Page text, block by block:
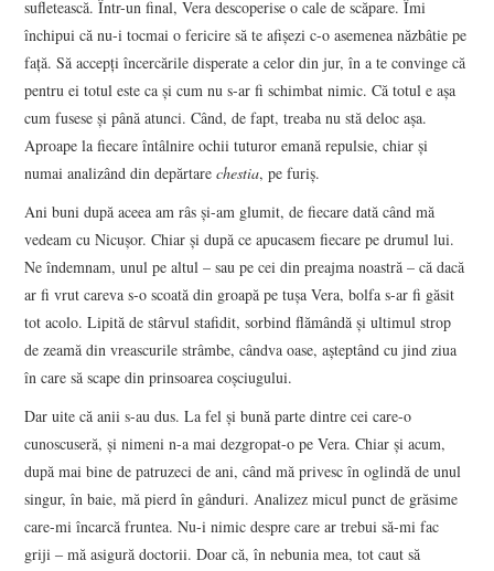
sufletească. Într-un final, Vera descoperise o cale de scăpare. Îmi
închipui că nu-i tocmai o fericire să te afișezi c-o asemenea năzbâtie pe
față. Să accepți încercările disperate a celor din jur, în a te convinge că
pentru ei totul este ca și cum nu s-ar fi schimbat nimic. Că totul e așa
cum fusese și până atunci. Când, de fapt, treaba nu stă deloc așa.
Aproape la fiecare întâlnire ochii tuturor emană repulsie, chiar și
numai analizând din depărtarechestia, pe furiș.
Ani buni după aceea am râs și-am glumit, de fiecare dată când mă
vedeam cu Nicușor. Chiar și după ce apucasem fiecare pe drumul lui.
Ne îndemnam, unul pe altul – sau pe cei din preajma noastră – că dacă
ar fi vrut careva s-o scoată din groapă pe tușa Vera, bolfa s-ar fi găsit
tot acolo. Lipită de stârvul stafidit, sorbind flămândă și ultimul strop
de zeamă din vreascurile strâmbe, cândva oase, așteptând cu jind ziua
în care să scape din prinsoarea coșciugului.
Dar uite că anii s-au dus. La fel și bună parte dintre cei care-o
cunoscuseră, și nimeni n-a mai dezgropat-o pe Vera. Chiar și acum,
după mai bine de patruzeci de ani, când mă privesc în oglindă de unul
singur, în baie, mă pierd în gânduri. Analizez micul punct de grăsime
care-mi încarcă fruntea. Nu-i nimic despre care ar trebui să-mi fac
griji ‒ mă asigură doctorii. Doar că, în nebunia mea, tot caut să